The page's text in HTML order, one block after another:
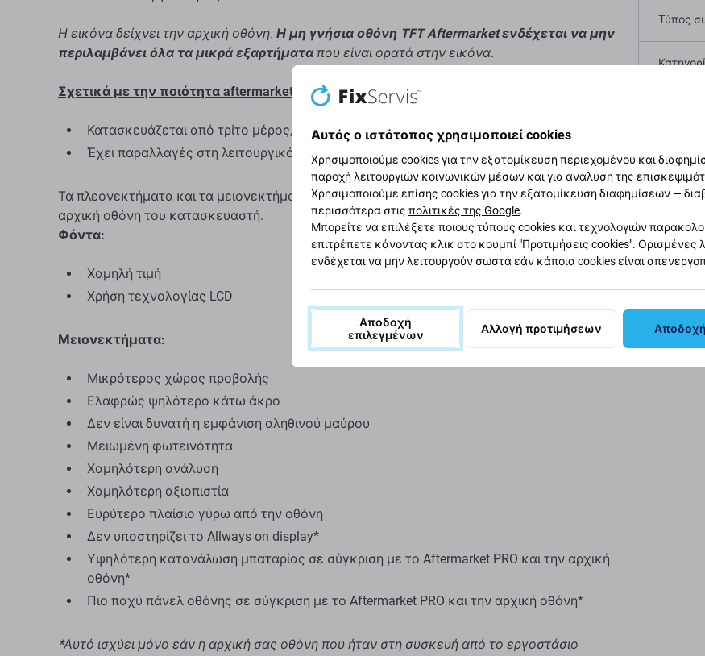
Η εικόνα δείχνει την αρχική οθόνη. Η μη γνήσια οθόνη TFT Aftermarket ενδέχεται να μην
περιλαμβάνει όλα τα μικρά εξαρτήματα που είναι ορατά στην εικόνα.
Σχετικά με την ποιότητα aftermarket
Κατασκευάζεται από τρίτο μέρος, όχι απευθείας από τον κατασκευαστή του εξοπλισμού.
Έχει παραλλαγές στη λειτουργικότητα, την ποιότητα ή την εμφάνιση.
Τα πλεονεκτήματα και τα μειονεκτήματα που αναφέρονται παρακάτω συγκρίνονται με την
αρχική οθόνη του κατασκευαστή.
Φόντα:
Χαμηλή τιμή
Χρήση τεχνολογίας LCD
Μειονεκτήματα:
Μικρότερος χώρος προβολής
Ελαφρώς ψηλότερο κάτω άκρο
Δεν είναι δυνατή η εμφάνιση αληθινού μαύρου
Μειωμένη φωτεινότητα
Χαμηλότερη ανάλυση
Χαμηλότερη αξιοπιστία
Ευρύτερο πλαίσιο γύρω από την οθόνη
Δεν υποστηρίζει το Allways on display*
Υψηλότερη κατανάλωση μπαταρίας σε σύγκριση με το Aftermarket PRO και την αρχική
οθόνη*
Πιο παχύ πάνελ οθόνης σε σύγκριση με το Aftermarket PRO και την αρχική οθόνη*
*Αυτό ισχύει μόνο εάν η αρχική σας οθόνη που ήταν στη συσκευή από το εργοστάσιο
Τύπος
Καθαρό
EAN
Αυτός ο ιστότοπος χρησιμοποιεί cookies
Χρησιμοποιούμε cookies για την εξατομίκευση περιεχομένου και
παροχή λειτουργιών κοινωνικών μέσων και για ανάλυση της
Χρησιμοποιούμε επίσης cookies για την εξατομίκευση διαφημίσεων —
περισσότερα στις πολιτικές της Google.
Μπορείτε να επιλέξετε ποιους τύπους cookies και τεχνολογιών
επιτρέπετε κάνοντας κλικ στο κουμπί "Προτιμήσεις cookies". Ορισμένες
ενδέχεται να μην λειτουργούν σωστά εάν κάποια cookies είναι
Αποδοχή
επιλεγμένων
Αλλαγή προτιμήσεων